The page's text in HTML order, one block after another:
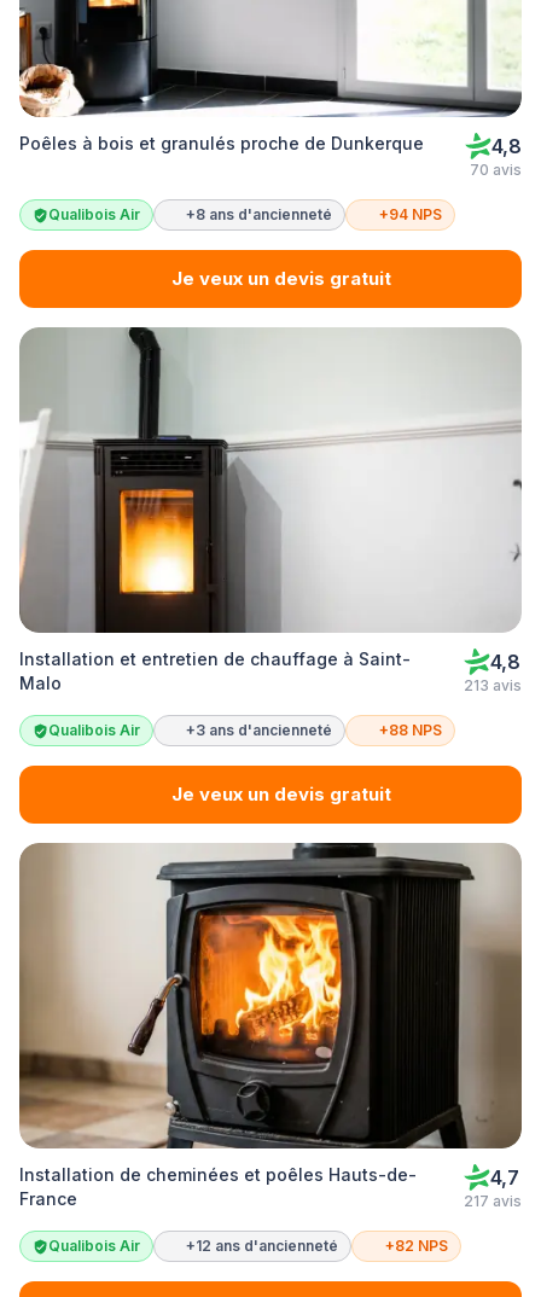
Poêles à bois et granulés proche de Dunkerque 4,8
70 avis
Qualibois Air +8 ans d'ancienneté +94 NPS
Je veux un devis gratuit
Installation et entretien de chauffage à Saint-
Malo
4,8
213 avis
Qualibois Air +3 ans d'ancienneté +88 NPS
Je veux un devis gratuit
Installation de cheminées et poêles Hauts-de-
France
4,7
217 avis
Qualibois Air +12 ans d'ancienneté +82 NPS